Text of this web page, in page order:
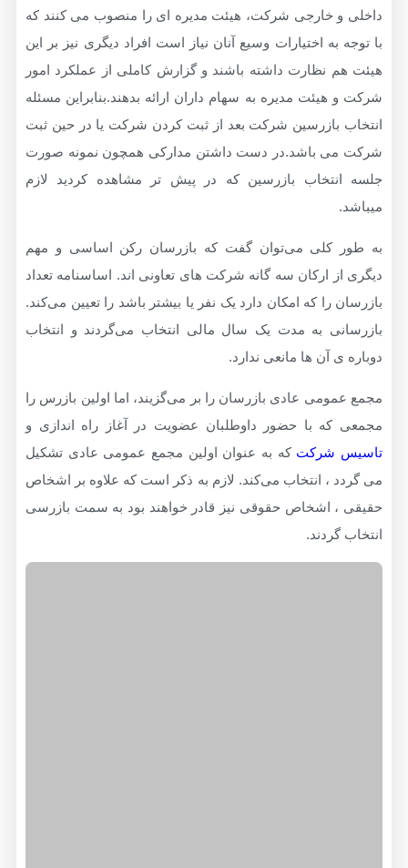
خارجی شرکت، هیئت مدیره ای را منصوب می کنند که
به اختیارات وسیع آنان نیاز است افراد دیگری نیز بر این
نظارت داشته باشند و گزارش کاملی از عملکرد امور
مدیره به سهام داران ارائه بدهند.بنابراین مسئله
بازرسین شرکت بعد از ثبت کردن شرکت یا در حین ثبت
باشد.در دست داشتن مدارکی همچون نمونه صورت
بازرسین که در پیش تر مشاهده کردید لازم
کلی می‌توان گفت که بازرسان رکن اساسی و مهم
ارکان سه گانه شرکت های تعاونی اند. اساسنامه تعداد
را که امکان دارد یک نفر یا بیشتر باشد را تعیین می‌کند.
به مدت یک سال مالی انتخاب می‌گردند و انتخاب
آن ها مانعی ندارد.
عادی بازرسان را بر می‌گزیند، اما اولین بازرس را
با حضور داوطلبان عضویت در آغاز راه اندازی و
شرکتکه به عنوان اولین مجمع عمومی عادی تشکیل
، انتخاب می‌کند. لازم به ذکر است که علاوه بر اشخاص
اشخاص حقوقی نیز قادر خواهند بود به سمت بازرسی